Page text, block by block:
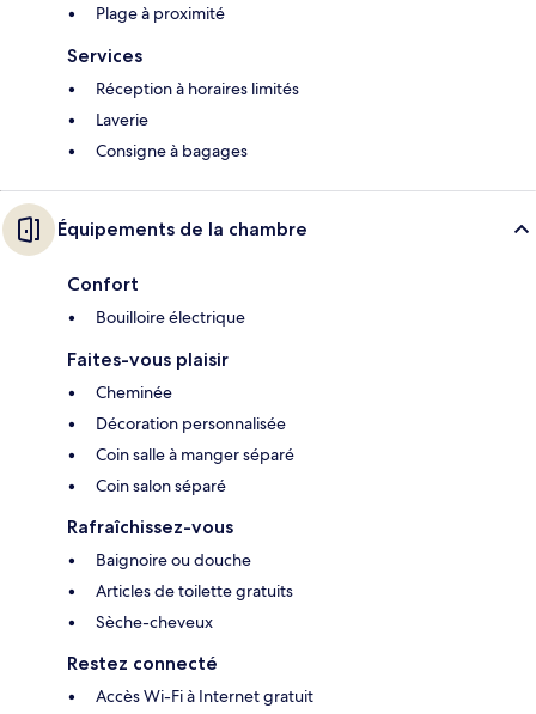
Plage à proximité
Services
Réception à horaires limités
Laverie
Consigne à bagages
Équipements de la chambre
Confort
Bouilloire électrique
Faites-vous plaisir
Cheminée
Décoration personnalisée
Coin salle à manger séparé
Coin salon séparé
Rafraîchissez-vous
Baignoire ou douche
Articles de toilette gratuits
Sèche-cheveux
Restez connecté
Accès Wi-Fi à Internet gratuit